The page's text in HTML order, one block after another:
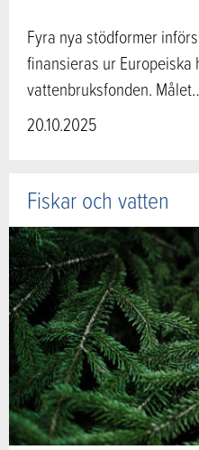
Fyra nya stödformer
finansieras ur Europeiska
vattenbruksfonden.
20.10.2025
Fiskar och vatten